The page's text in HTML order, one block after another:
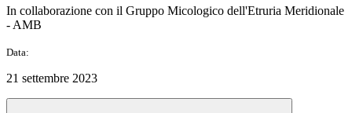
In collaborazione con il Gruppo Micologico dell'Etruria Meridionale
- AMB
Data:
21 settembre 2023